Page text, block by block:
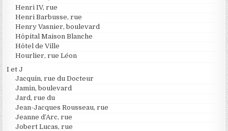
Henri IV, rue
Henri Barbusse, rue
Henry Vasnier, boulevard
Hôpital Maison Blanche
Hôtel de Ville
Hourlier, rue Léon
I et J
Jacquin, rue du Docteur
Jamin, boulevard
Jard, rue du
Jean-Jacques Rousseau, rue
Jeanne d’Arc, rue
Jobert Lucas, rue